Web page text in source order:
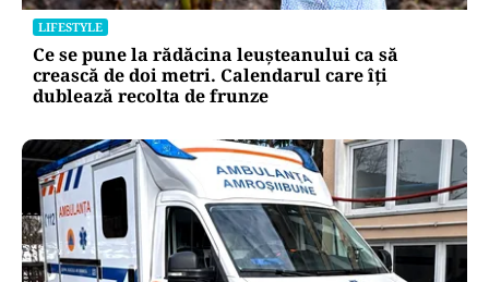
LIFESTYLE
Ce se pune la rădăcina leușteanului ca să
crească de doi metri. Calendarul care îți
dublează recolta de frunze